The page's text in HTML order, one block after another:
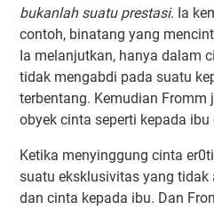
bukanlah suatu prestasi. Ia
contoh, binatang yang
Ia melanjutkan, hanya dalam
tidak mengabdi pada suatu
terbentang. Kemudian Fromm
obyek cinta seperti kepada
Ketika menyinggung cinta
suatu eksklusivitas yang
dan cinta kepada ibu. Dan